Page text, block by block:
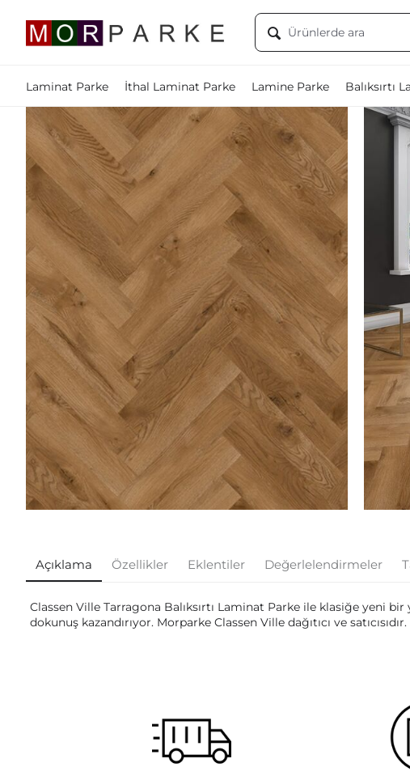
Laminat Parke İthal Laminat Parke Lamine Parke Balıksırtı
Açıklama Özellikler Eklentiler Değerlelendirmeler
Classen Ville Tarragona Balıksırtı Laminat Parke ile klasiğe yeni
dokunuş kazandırıyor. Morparke Classen Ville dağıtıcı ve satıcısıdır.